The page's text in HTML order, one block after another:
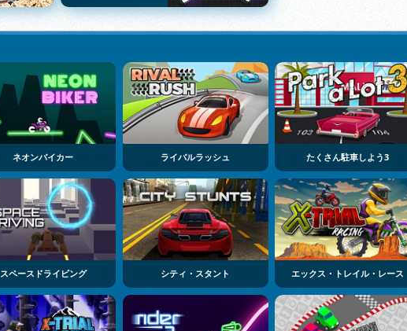
ネオンバイカー ライバルラッシュ たくさん駐車しよう3
スペースドライビング シティ・スタント エックス・トレイル・レース